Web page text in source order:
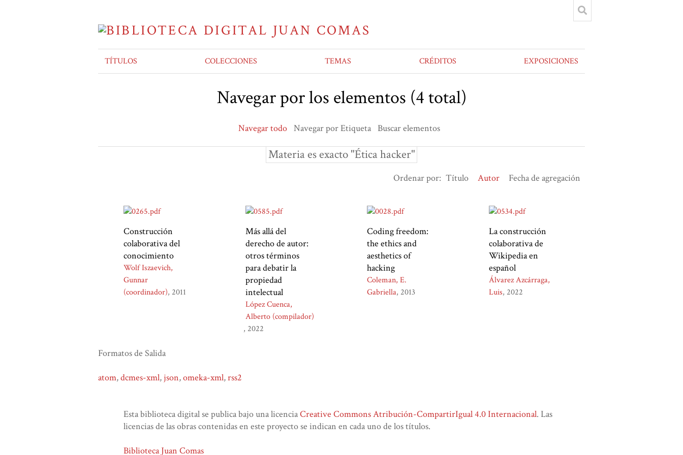
TÍTULOS COLECCIONES TEMAS CRÉDITOS EXPOSICIONES
Navegar por los elementos (4 total)
Navegar todo Navegar por Etiqueta Buscar elementos
Materia es exacto "Ética hacker"
Ordenar por: Título Autor Fecha de agregación
Construcción
colaborativa del
conocimiento
Wolf Iszaevich,
Gunnar
(coordinador) 2011
Más allá del
derecho de autor:
otros términos
para debatir la
propiedad
intelectual
López Cuenca,
Alberto (compilador)
2022
Coding freedom:
the ethics and
aesthetics of
hacking
Coleman, E.
Gabriella 2013
La construcción
colaborativa de
Wikipedia en
español
Álvarez Azcárraga,
Luis 2022
Formatos de Salida
atom,dcmes-xml, json,omeka-xml,rss2
Esta biblioteca digital se publica bajo una licenciaCreative Commons Atribución-CompartirIgual 4.0 Internacional. Las
licencias de las obras contenidas en este proyecto se indican en cada uno de los títulos.
Biblioteca Juan Comas